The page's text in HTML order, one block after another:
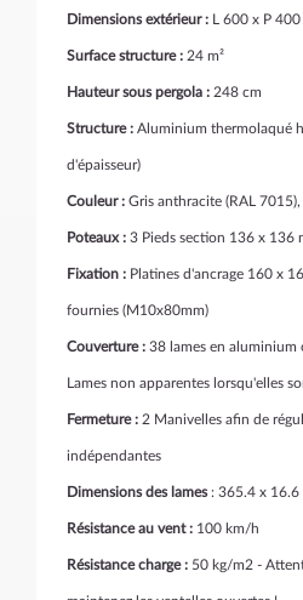
Dimensions extérieur : L 600 x P
Surface structure : 24 m²
Hauteur sous pergola : 248 cm
Structure : Aluminium thermolaqué
d'épaisseur)
Couleur : Gris anthracite (RAL
Poteaux : 3 Pieds section 136 x 136
Fixation : Platines d'ancrage 160 x
fournies (M10x80mm)
Couverture : 38 lames en aluminium
Lames non apparentes lorsqu'elles
Fermeture : 2 Manivelles afin de
indépendantes
Dimensions des lames: 365.4 x 16.6
Résistance au vent : 100 km/h
Résistance charge : 50 kg/m2 -